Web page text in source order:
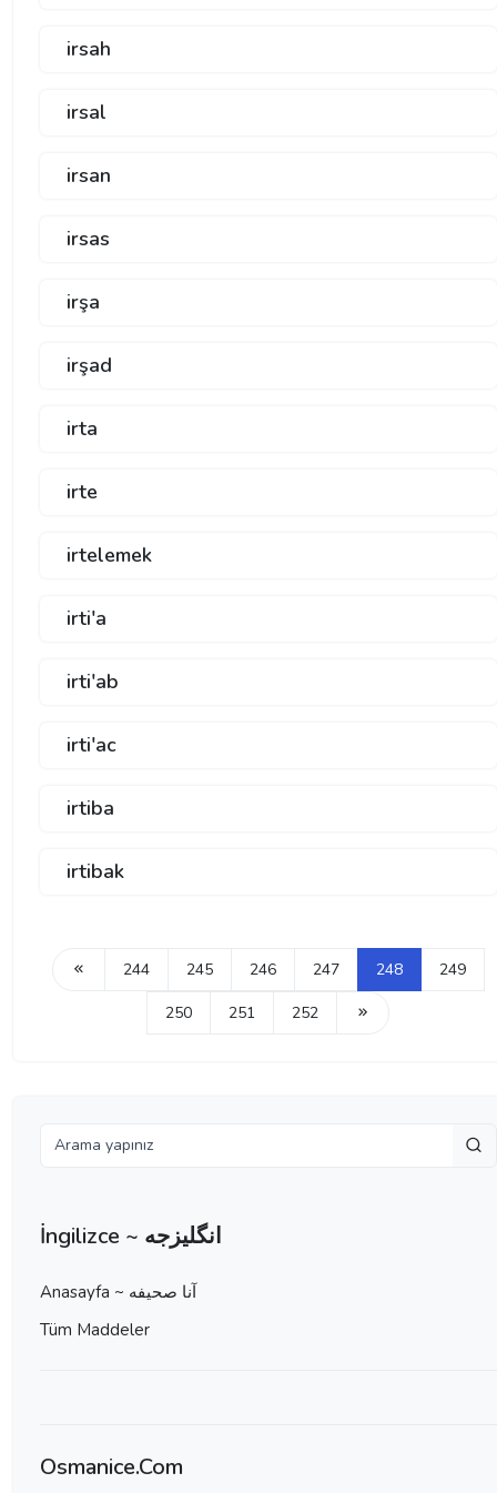
irsah
irsal
irsan
irsas
irşa
irşad
irta
irte
irtelemek
irti'a
irti'ab
irti'ac
irtiba
irtibak
244 245 246 247 248 249
250 251 252
İngilizce ~ انگلیزجه
Anasayfa ~ آنا صحيفه
Tüm Maddeler
Osmanice.Com